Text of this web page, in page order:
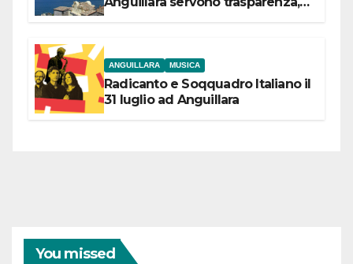
ANGUILLARA MUSICA
Radicanto e Soqquadro Italiano il
31 luglio ad Anguillara
You missed